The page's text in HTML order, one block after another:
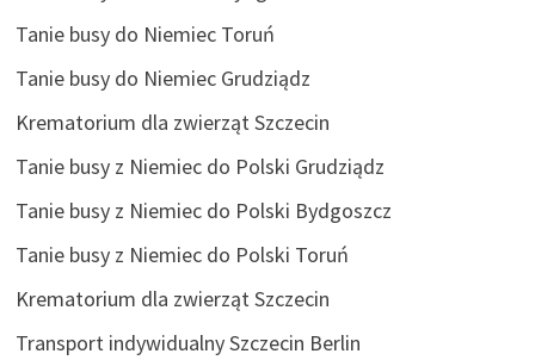
Tanie busy do Niemiec Toruń
Tanie busy do Niemiec Grudziądz
Krematorium dla zwierząt Szczecin
Tanie busy z Niemiec do Polski Grudziądz
Tanie busy z Niemiec do Polski Bydgoszcz
Tanie busy z Niemiec do Polski Toruń
Krematorium dla zwierząt Szczecin
Transport indywidualny Szczecin Berlin